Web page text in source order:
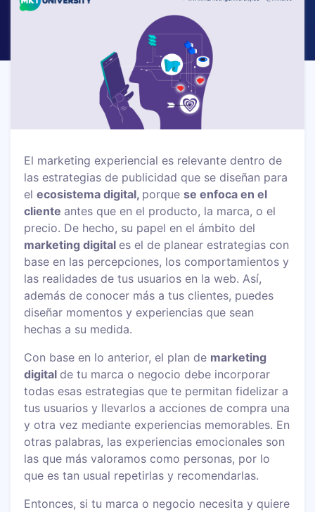
El marketing experiencial es relevante dentro de
las estrategias de publicidad que se diseñan para
elecosistema digital, porquese enfoca en el
cliente antes que en el producto, la marca, o el
precio. De hecho, su papel en el ámbito del
marketing digital es el de planear estrategias con
base en las percepciones, los comportamientos y
las realidades de tus usuarios en la web. Así,
además de conocer más a tus clientes, puedes
diseñar momentos y experiencias que sean
hechas a su medida.
Con base en lo anterior, el plan de marketing
digital de tu marca o negocio debe incorporar
todas esas estrategias que te permitan fidelizar a
tus usuarios y llevarlos a acciones de compra una
y otra vez mediante experiencias memorables. En
otras palabras, las experiencias emocionales son
las que más valoramos como personas, por lo
que es tan usual repetirlas y recomendarlas.
Entonces, si tu marca o negocio necesita y quiere